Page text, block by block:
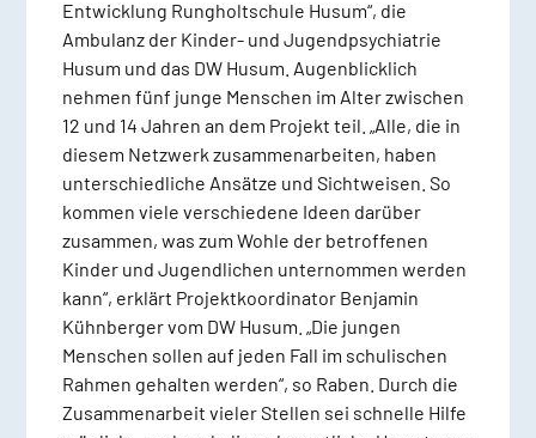
Entwicklung Rungholtschule Husum“, die
Ambulanz der Kinder- und Jugendpsychiatrie
Husum und das DW Husum. Augenblicklich
nehmen fünf junge Menschen im Alter zwischen
12 und 14 Jahren an dem Projekt teil. „Alle, die in
diesem Netzwerk zusammenarbeiten, haben
unterschiedliche Ansätze und Sichtweisen. So
kommen viele verschiedene Ideen darüber
zusammen, was zum Wohle der betroffenen
Kinder und Jugendlichen unternommen werden
kann“, erklärt Projektkoordinator Benjamin
Kühnberger vom DW Husum. „Die jungen
Menschen sollen auf jeden Fall im schulischen
Rahmen gehalten werden“, so Raben. Durch die
Zusammenarbeit vieler Stellen sei schnelle Hilfe